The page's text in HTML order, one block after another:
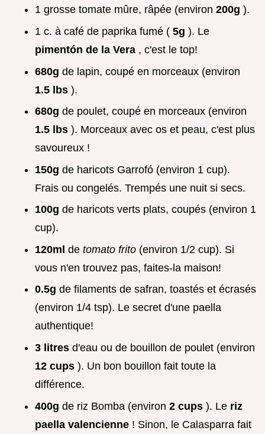
1 grosse tomate mûre, râpée (environ 200g ).
1 c. à café de paprika fumé ( 5g ). Le
pimentón de la Vera , c'est le top!
680g de lapin, coupé en morceaux (environ
1.5 lbs ).
680g de poulet, coupé en morceaux (environ
1.5 lbs ). Morceaux avec os et peau, c'est plus
savoureux !
150g de haricots Garrofó (environ 1 cup).
Frais ou congelés. Trempés une nuit si secs.
100g de haricots verts plats, coupés (environ 1
cup).
120ml de tomato frito (environ 1/2 cup). Si
vous n'en trouvez pas, faites-la maison!
0.5g de filaments de safran, toastés et écrasés
(environ 1/4 tsp). Le secret d'une paella
authentique!
3 litres d'eau ou de bouillon de poulet (environ
12 cups ). Un bon bouillon fait toute la
différence.
400g de riz Bomba (environ 2 cups ). Le riz
paella valencienne ! Sinon, le Calasparra fait